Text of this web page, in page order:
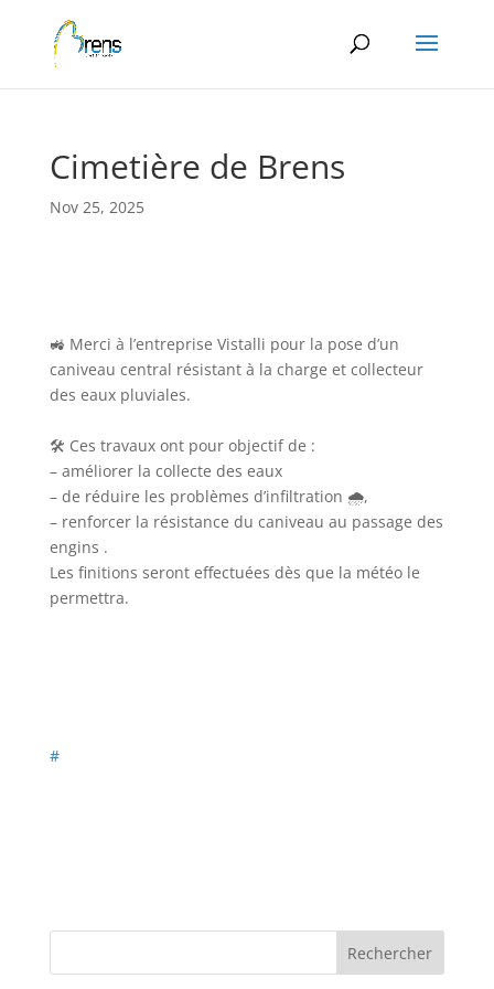
Cimetière de Brens
Nov 25, 2025
🚜 Merci à l’entreprise Vistalli pour la pose d’un
caniveau central résistant à la charge et collecteur
des eaux pluviales.
🛠️ Ces travaux ont pour objectif de :
– améliorer la collecte des eaux
– de réduire les problèmes d’infiltration 🌧️,
– renforcer la résistance du caniveau au passage des
engins .
Les finitions seront effectuées dès que la météo le
permettra.
#